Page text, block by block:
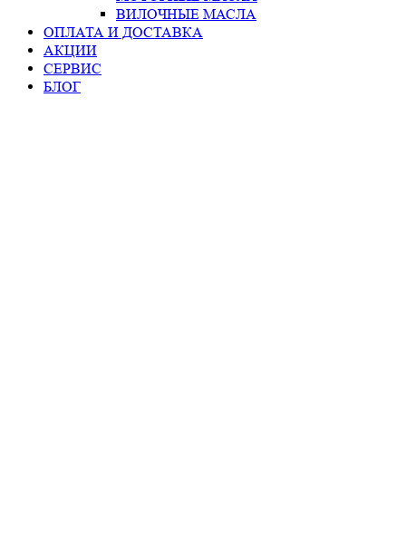
ВИЛОЧНЫЕ МАСЛА
ОПЛАТА И ДОСТАВКА
АКЦИИ
СЕРВИС
БЛОГ